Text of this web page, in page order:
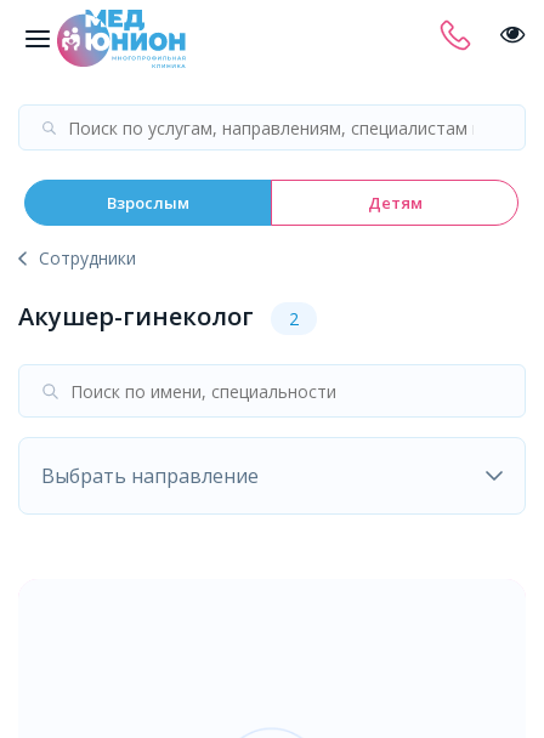
Взрослым Детям
Сотрудники
Акушер-гинеколог 2
Выбрать направление